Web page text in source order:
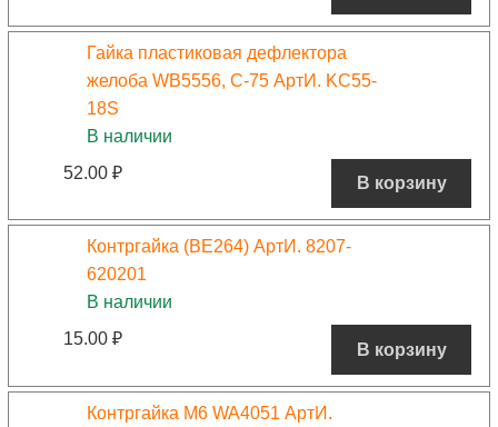
Гайка пластиковая дефлектора
желоба WB5556, C-75 АртИ. KC55-
18S
В наличии
52.00 ₽
В корзину
Контргайка (BE264) АртИ. 8207-
620201
В наличии
15.00 ₽
В корзину
Контргайка M6 WA4051 АртИ.